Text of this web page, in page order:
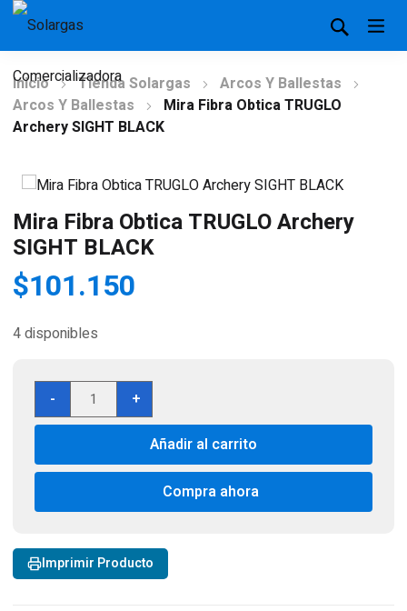
Inicio Tienda Solargas
Arcos Y Ballestas
Arcos Y Ballestas
Mira Fibra Obtica TRUGLO
Archery SIGHT BLACK
Mira Fibra Obtica TRUGLO Archery
SIGHT BLACK
$101.150
4 disponibles
-
Mira
Fibra
Obtica
Archery
BLACK
+
Añadir al carrito
Compra ahora
Imprimir Producto